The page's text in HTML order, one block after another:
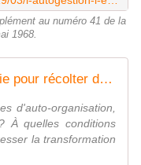
au numéro 41 de la
1968.
★ Autogestion : semer de l'utopie pour récolter du réel - Socialisme libertaire
d'auto-organisation,
À quelles conditions
la transformation